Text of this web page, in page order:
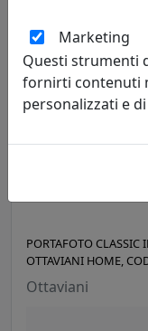
PORTAFOTO CLASSIC
OTTAVIANI HOME,
Ottaviani
Marketing
Questi strumenti
fornirti contenuti
personalizzati e